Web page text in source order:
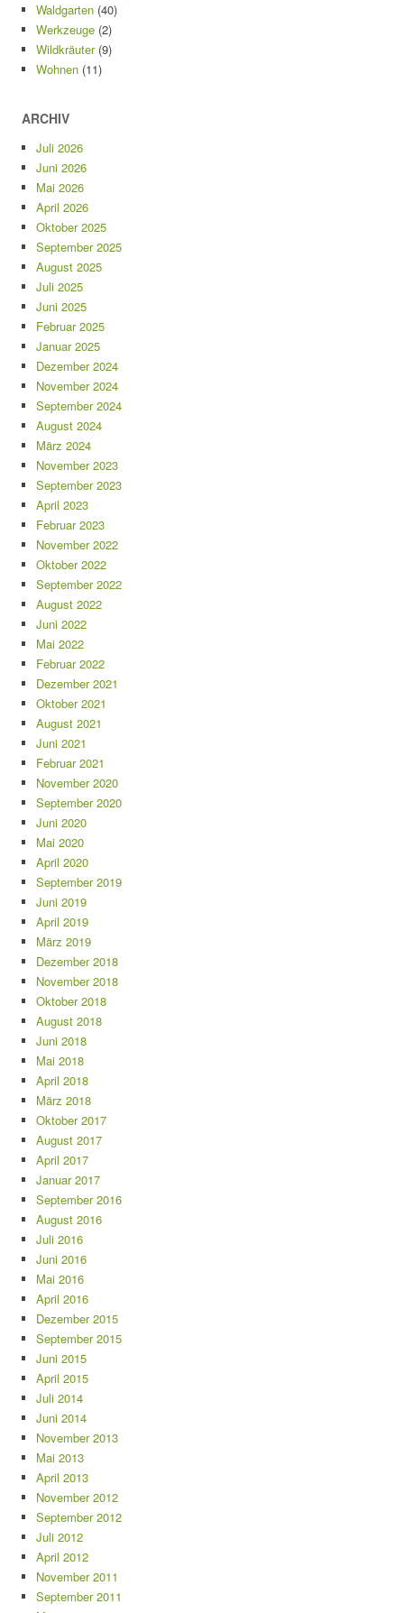
Waldgarten (40)
Werkzeuge (2)
Wildkräuter(9)
Wohnen (11)
ARCHIV
Juli 2026
Juni 2026
Mai 2026
April 2026
Oktober 2025
September 2025
August 2025
Juli 2025
Juni 2025
Februar 2025
Januar 2025
Dezember 2024
November 2024
September 2024
August 2024
März 2024
November 2023
September 2023
April 2023
Februar 2023
November 2022
Oktober 2022
September 2022
August 2022
Juni 2022
Mai 2022
Februar 2022
Dezember 2021
Oktober 2021
August 2021
Juni 2021
Februar 2021
November 2020
September 2020
Juni 2020
Mai 2020
April 2020
September 2019
Juni 2019
April 2019
März 2019
Dezember 2018
November 2018
Oktober 2018
August 2018
Juni 2018
Mai 2018
April 2018
März 2018
Oktober 2017
August 2017
April 2017
Januar 2017
September 2016
August 2016
Juli 2016
Juni 2016
Mai 2016
April 2016
Dezember 2015
September 2015
Juni 2015
April 2015
Juli 2014
Juni 2014
November 2013
Mai 2013
April 2013
November 2012
September 2012
Juli 2012
April 2012
November 2011
September 2011